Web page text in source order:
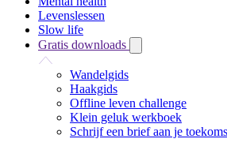
Levenslessen
Slow life
Gratis downloads
Wandelgids
Haakgids
Offline leven challenge
Klein geluk werkboek
Schrijf een brief aan je